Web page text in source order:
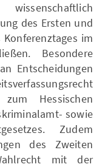
des Ersten und
im
Besondere
Entscheidungen
Hessischen
sowie
Zudem
des Zweiten
mit der